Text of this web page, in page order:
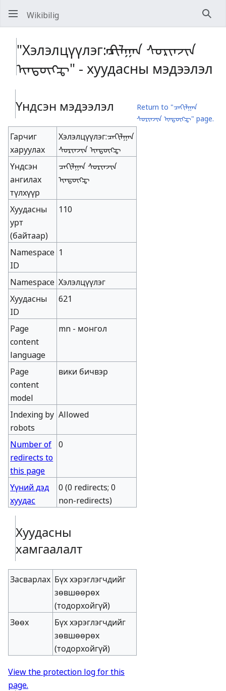
Wikibilig
"Хэлэлцүүлэг:ᠴᠠᠬᠢᠯᠭᠠᠨ ᠰᠣᠷᠢᠨᠵᠢᠨ
ᠢᠨ᠍ᠳᠦ᠋ᠭ᠌ᠼ" - хуудасны мэдээлэл
Үндсэн мэдээлэл
Гарчиг
харуулах
Хэлэлцүүлэг:ᠴᠠᠬᠢᠯᠭᠠᠨ
ᠰᠣᠷᠢᠨᠵᠢᠨ ᠢᠨ᠍ᠳᠦ᠋ᠭ᠌ᠼ
Үндсэн
ангилах
түлхүүр
ᠴᠠᠬᠢᠯᠭᠠᠨ ᠰᠣᠷᠢᠨᠵᠢᠨ
ᠢᠨ᠍ᠳᠦ᠋ᠭ᠌ᠼ
Хуудасны
урт
(байтаар)
110
Namespace
ID
1
Namespace Хэлэлцүүлэг
Хуудасны
ID
621
Page
content
language
mn - монгол
Page
content
model
вики бичвэр
Indexing by
robots
Allowed
Number of
redirects to
this page
0
Үүний дэд
хуудас
0 (0 redirects; 0
non-redirects)
Хуудасны
хамгаалалт
Засварлах Бүх хэрэглэгчдийг
зөвшөөрөх
(тодорхойгүй)
Зөөх
Бүх хэрэглэгчдийг
зөвшөөрөх
(тодорхойгүй)
View the protection log for this
page.
Return to "ᠴᠠᠬᠢᠯᠭᠠᠨ
ᠰᠣᠷᠢᠨᠵᠢᠨ ᠢᠨ᠍ᠳᠦ᠋ᠭ᠌ᠼ" page.